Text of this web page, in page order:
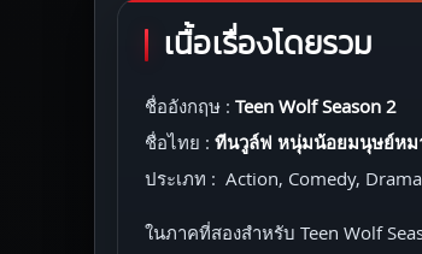
เนื้อเรื่องโดยรวม
ชื่ออังกฤษ : Teen Wolf Season 2
ชื่อไทย : ทีนวูล์ฟ หนุ่มน้อยมนุษย์หม
ประเภท : Action, Comedy, Drama
ในภาคที่สองสำหรับ Teen Wolf